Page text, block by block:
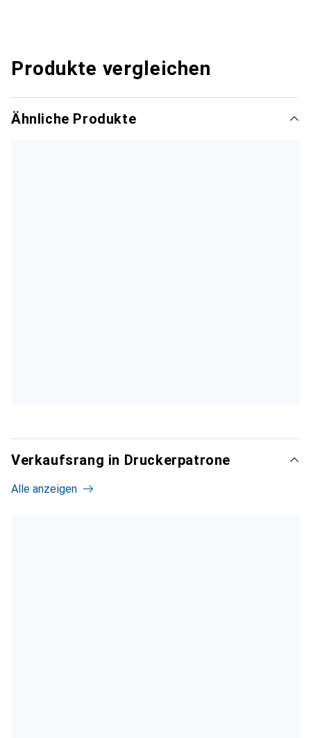
Produkte vergleichen
Ähnliche Produkte
Verkaufsrang in Druckerpatrone
Alle anzeigen